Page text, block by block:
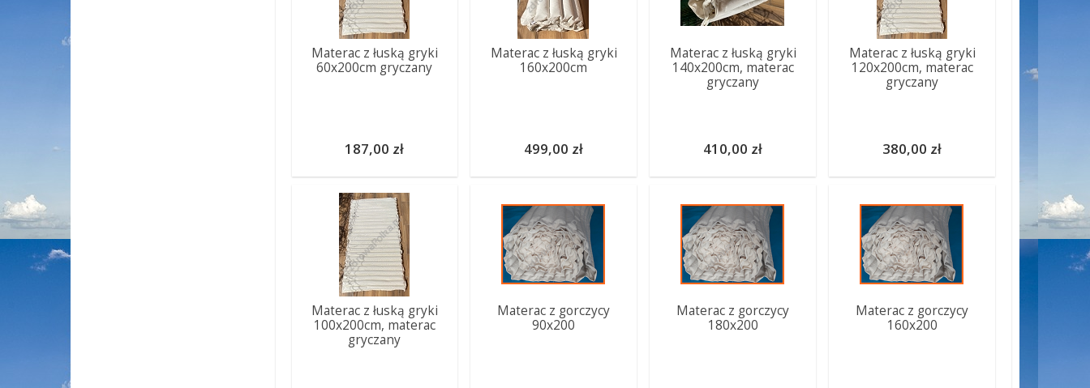
Materac z łuską gryki
60x200cm gryczany
187,00 zł
Materac z łuską gryki
160x200cm
499,00 zł
Materac z łuską gryki
140x200cm, materac
gryczany
410,00 zł
Materac z łuską gryki
120x200cm, materac
gryczany
380,00 zł
Materac z łuską gryki
100x200cm, materac
gryczany
Materac z gorczycy
90x200
Materac z gorczycy
180x200
Materac z gorczycy
160x200